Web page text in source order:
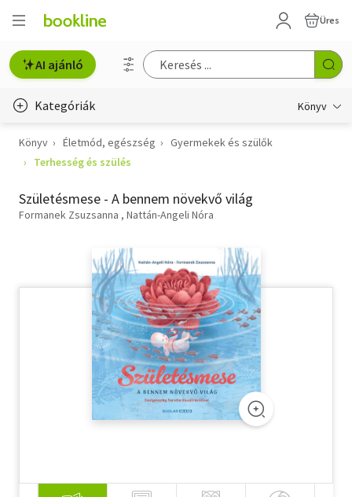
Üres
AI ajánló
Kategóriák Könyv
Életmód, egészség
Gyermek- és ifjúsági
Szótár, nyelvkönyv
Tankönyv, segédkönyv
Természettudomány
Könyv Életmód, egészség
Gyermekek és szülők
Terhesség és szülés
Születésmese - A bennem növekvő világ
Formanek Zsuzsanna Nattán-Angeli Nóra